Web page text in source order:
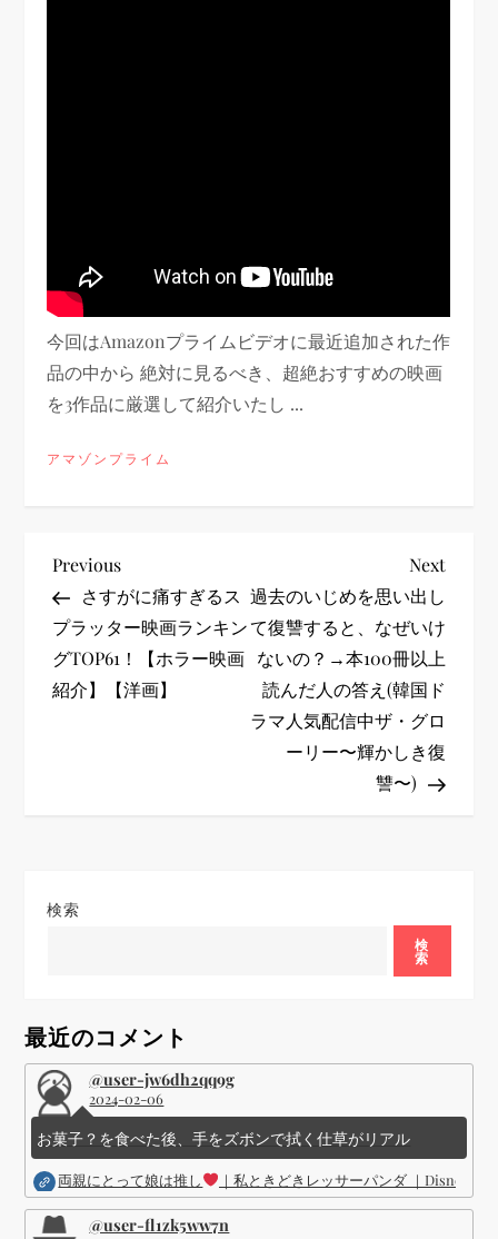
今回はAmazonプライムビデオに最近追加された作
品の中から 絶対に見るべき、超絶おすすめの映画
を3作品に厳選して紹介いたし ...
アマゾンプライム
投
稿
ナ
Previous
Post
Previous
さすがに痛すぎるス
プラッター映画ランキン
グTOP61！【ホラー映画
紹介】【洋画】
Next
Next
過去のいじめを思い出し
て復讐すると、なぜいけ
ないの？→本100冊以上
読んだ人の答え(韓国ド
ラマ人気配信中ザ・グロ
ーリー〜輝かしき復
讐〜)
検索
検
索
最近のコメント
@user-jw6dh2qq9g
2024-02-06
お菓子？を食べた後、手をズボンで拭く仕草がリアル
両親にとって娘は推し ｜私ときどきレッサーパンダ ｜Disney (
@user-fl1zk5ww7n